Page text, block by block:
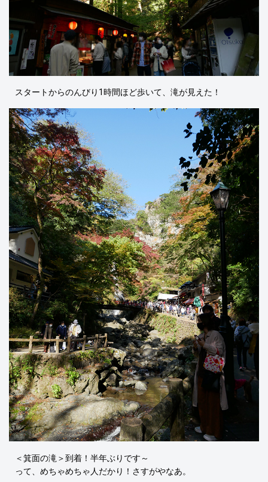
スタートからのんびり1時間ほど歩いて、滝が見えた！
＜箕面の滝＞到着！半年ぶりです～
って、めちゃめちゃ人だかり！さすがやなあ。